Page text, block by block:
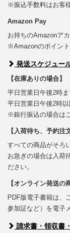
※振込手数料はお客
Amazon Pay
お持ちのAmazonア
※Amazonのポイント
発送スケジュー
【在庫ありの場合】
平日営業日午後2時
平日営業日午後2時
※銀行振込の場合は
【入荷待ち、予約注
すべての商品がそろ
お急ぎの場合は入荷
ださい。
【オンライン発送の
PDF版電子書籍は、
参加証など）を電子
請求書・領収書